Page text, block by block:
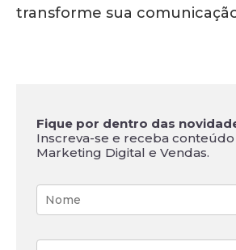
transforme sua
Fique por dentro das
Inscreva-se e receba
Marketing Digital e Vendas.